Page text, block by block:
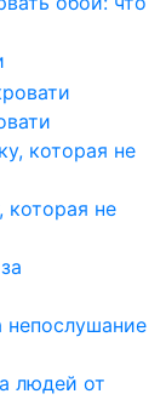
которая не
непослушание